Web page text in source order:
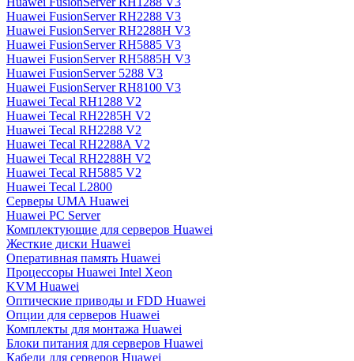
Huawei FusionServer RH2288 V3
Huawei FusionServer RH2288H V3
Huawei FusionServer RH5885 V3
Huawei FusionServer RH5885H V3
Huawei FusionServer 5288 V3
Huawei FusionServer RH8100 V3
Huawei Tecal RH1288 V2
Huawei Tecal RH2285H V2
Huawei Tecal RH2288 V2
Huawei Tecal RH2288A V2
Huawei Tecal RH2288H V2
Huawei Tecal RH5885 V2
Huawei Tecal L2800
Серверы UMA Huawei
Huawei PC Server
Комплектующие для серверов Huawei
Жесткие диски Huawei
Оперативная память Huawei
Процессоры Huawei Intel Xeon
KVM Huawei
Оптические приводы и FDD Huawei
Опции для серверов Huawei
Комплекты для монтажа Huawei
Блоки питания для серверов Huawei
Кабели для серверов Huawei